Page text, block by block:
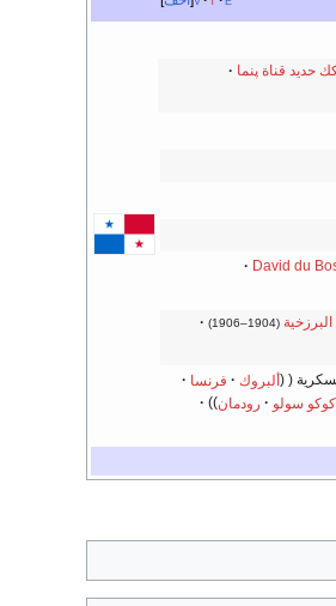
حديد قناة پنما
David du
(1904–1906)
ألبروك
فرنسا
كوكو سولو
رودمان